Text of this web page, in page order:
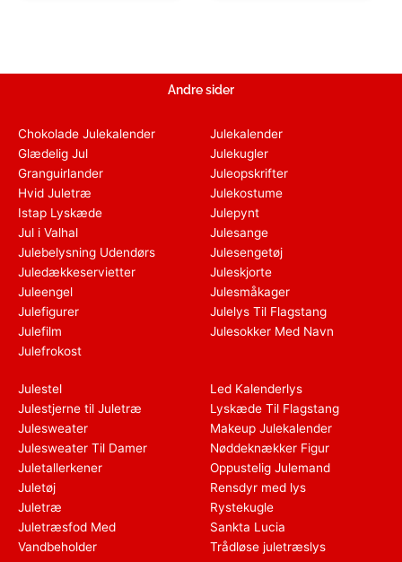
Andre sider
Chokolade Julekalender
Glædelig Jul
Granguirlander
Hvid Juletræ
Istap Lyskæde
Jul i Valhal
Julebelysning Udendørs
Juledækkeservietter
Juleengel
Julefigurer
Julefilm
Julefrokost
Julekalender
Julekugler
Juleopskrifter
Julekostume
Julepynt
Julesange
Julesengetøj
Juleskjorte
Julesmåkager
Julelys Til Flagstang
Julesokker Med Navn
Julestel
Julestjerne til Juletræ
Julesweater
Julesweater Til Damer
Juletallerkener
Juletøj
Juletræ
Juletræsfod Med
Vandbeholder
Led Kalenderlys
Lyskæde Til Flagstang
Makeup Julekalender
Nøddeknækker Figur
Oppustelig Julemand
Rensdyr med lys
Rystekugle
Sankta Lucia
Trådløse juletræslys